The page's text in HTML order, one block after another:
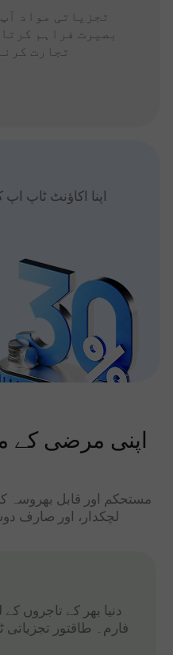
تجزیاتی مواد
بصیرت فراہم
تجارت
اپنی مرضی کے
مستحکم اور قابل بھروسہ
لچکدار، اور صارف
دنیا بھر کے تاجروں
فارم۔ طاقتور تجزیاتی